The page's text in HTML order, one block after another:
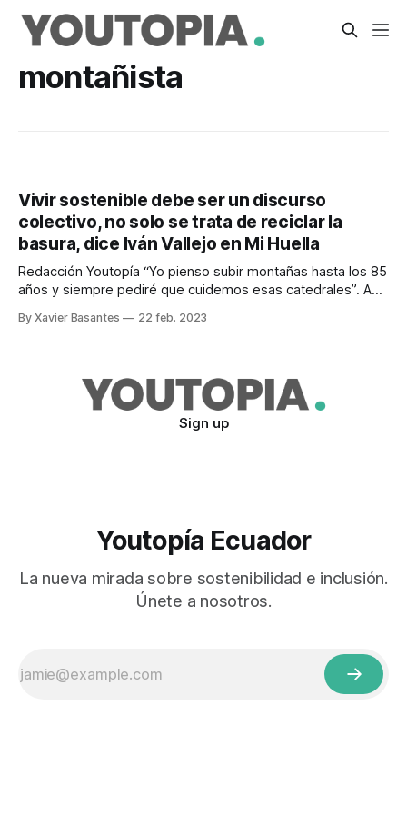
montañista
Vivir sostenible debe ser un discurso
colectivo, no solo se trata de reciclar la
basura, dice Iván Vallejo en Mi Huella
Redacción Youtopía “Yo pienso subir montañas hasta los 85
años y siempre pediré que cuidemos esas catedrales”. Así
cuidado de la naturaleza. Además, describe cómo, para la
By Xavier Basantes 22 feb. 2023
Sign up
Youtopía Ecuador
La nueva mirada sobre sostenibilidad e inclusión.
Únete a nosotros.